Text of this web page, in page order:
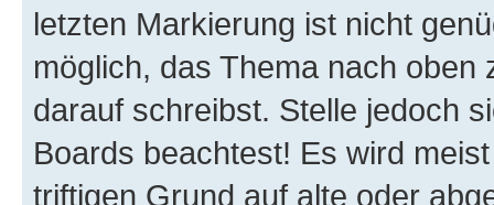
letzten Markierung ist nicht
möglich, das Thema nach oben
darauf schreibst. Stelle jedoch
Boards beachtest! Es wird
triftigen Grund auf alte oder